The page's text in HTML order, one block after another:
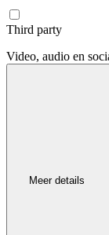
Third party
Video, audio en
Meer details